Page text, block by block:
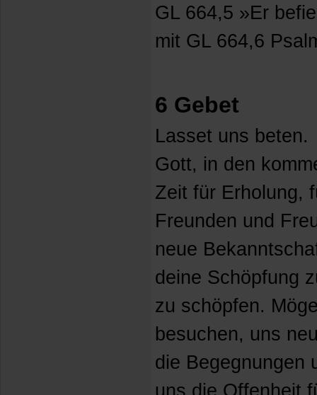
GL 664,5 »Er
mit GL 664,6
6 Gebet
Lasset uns beten.
Gott, in den
Zeit für Erholung,
Freunden und
neue
deine Schöpfung
zu schöpfen.
besuchen, uns
die Begegnungen
uns die Offenheit